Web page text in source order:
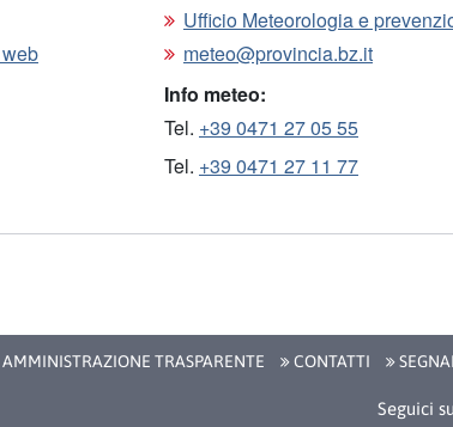
Ufficio Meteorologia e
meteo@provincia.bz.it
Info meteo:
Tel. +39 0471 27 05 55
Tel. +39 0471 27 11 77
AMMINISTRAZIONE TRASPARENTE CONTATTI
Seguici su